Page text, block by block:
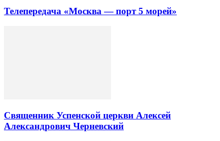
Телепередача «Москва — порт 5 морей»
Священник Успенской церкви Алексей
Александрович Черневский